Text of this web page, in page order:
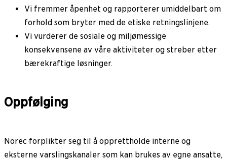
Vi fremmer åpenhet og rapporterer umiddelbart om
forhold som bryter med de etiske retningslinjene.
Vi vurderer de sosiale og miljømessige
konsekvensene av våre aktiviteter og streber etter
bærekraftige løsninger.
Oppfølging
Norec forplikter seg til å opprettholde interne og
eksterne varslingskanaler som kan brukes av egne ansatte,